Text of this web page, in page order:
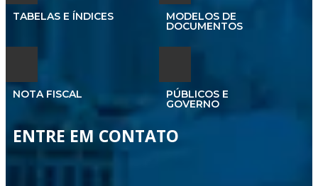
TABELAS E ÍNDICES
NOTA FISCAL
MODELOS DE
DOCUMENTOS
PÚBLICOS E
GOVERNO
ENTRE EM CONTATO